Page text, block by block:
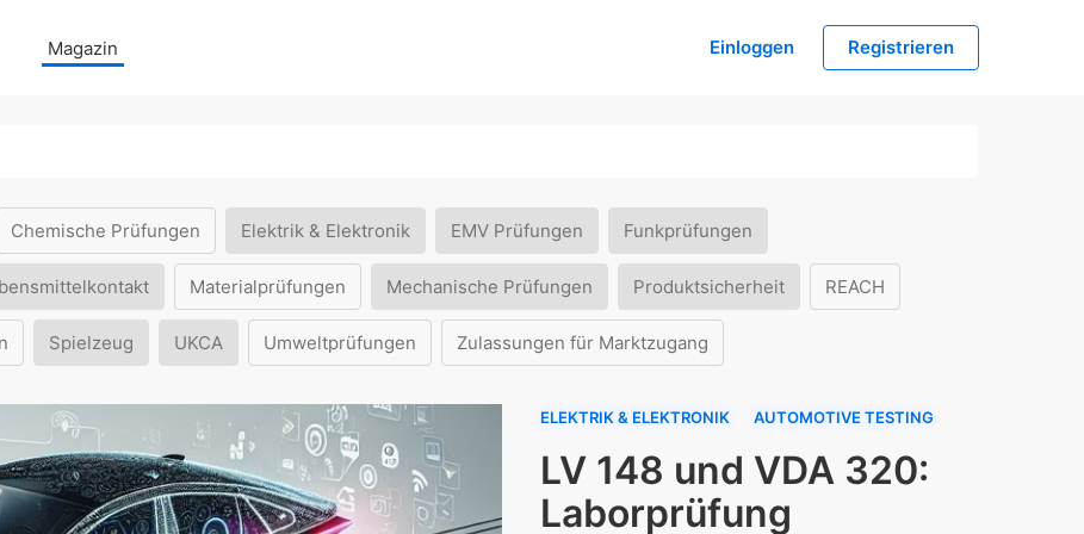
Magazin Einloggen Registrieren
Chemische Prüfungen Elektrik & Elektronik EMV Prüfungen Funkprüfungen
Materialprüfungen Mechanische Prüfungen Produktsicherheit REACH
Spielzeug UKCA Umweltprüfungen Zulassungen für Marktzugang
ELEKTRIK & ELEKTRONIK AUTOMOTIVE TESTING
LV 148 und VDA 320:
Laborprüfung